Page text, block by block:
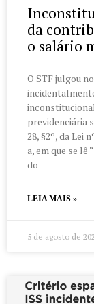
da
o salário
O STF julgou
previdenciária
28, §2º, da Lei
a, em que se
do
LEIA MAIS »
5 de agosto de